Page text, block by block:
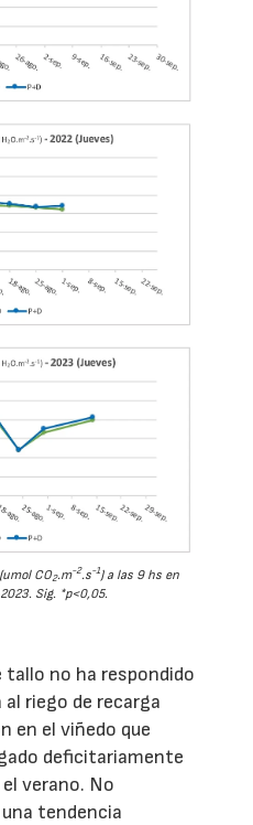
CO2.m-2.s-1) a las 9 hs en
Sig. *p<0,05.
tallo no ha respondido
riego de recarga
en el viñedo que
deficitariamente
verano. No
tendencia